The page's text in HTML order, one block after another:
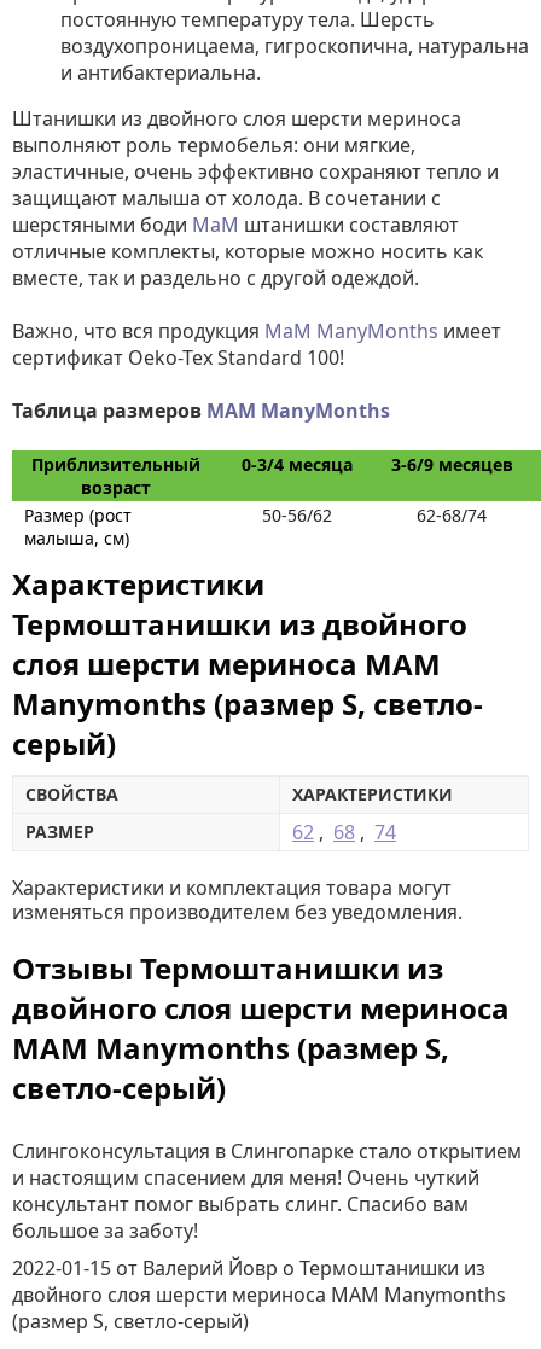
постоянную температуру тела. Шерсть
воздухопроницаема, гигроскопична, натуральна
и антибактериальна.
Штанишки из двойного слоя шерсти мериноса
выполняют роль термобелья: они мягкие,
эластичные, очень эффективно сохраняют тепло и
защищают малыша от холода. В сочетании с
шерстяными боди МaM штанишки составляют
отличные комплекты, которые можно носить как
вместе, так и раздельно с другой одеждой.
Важно, что вся продукция МаМ ManyMonths имеет
сертификат Oeko-Tex Standard 100!
Таблица размеров MAM ManyMonths
Приблизительный
возраст
0-3/4 месяца 3-6/9 месяцев
Размер (рост
малыша, см)
50-56/62 62-68/74
Характеристики
Термоштанишки из двойного
слоя шерсти мериноса MAM
Manymonths (размер S, светло-
серый)
СВОЙСТВА
ХАРАКТЕРИСТИКИ
РАЗМЕР
62 , 68 , 74
Характеристики и комплектация товара могут
изменяться производителем без уведомления.
Отзывы Термоштанишки из
двойного слоя шерсти мериноса
MAM Manymonths (размер S,
светло-серый)
Слингоконсультация в Слингопарке стало открытием
и настоящим спасением для меня! Очень чуткий
консультант помог выбрать слинг. Спасибо вам
большое за заботу!
2022-01-15 от Валерий Йовр о Термоштанишки из
двойного слоя шерсти мериноса MAM Manymonths
(размер S, светло-серый)